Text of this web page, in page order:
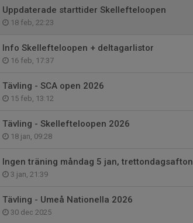
Uppdaterade starttider Skellefteloopen
18 feb, 22:23
Info Skellefteloopen + deltagarlistor
16 feb, 17:37
Tävling - SCA open 2026
15 feb, 13:12
Tävling - Skellefteloopen 2026
18 jan, 09:28
Ingen träning måndag 5 jan, trettondagsafton
3 jan, 21:39
Tävling - Umeå Nationella 2026
30 dec 2025